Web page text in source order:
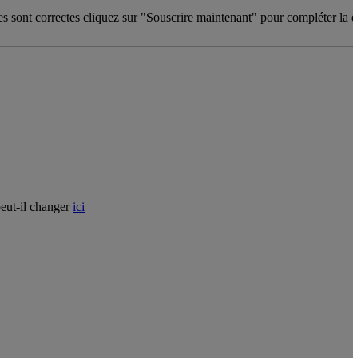
sont correctes cliquez sur "Souscrire maintenant" pour compléter la
il changerici